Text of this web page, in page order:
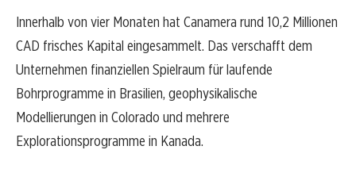
Innerhalb von vier Monaten hat Canamera rund 10,2 Millionen
CAD frisches Kapital eingesammelt. Das verschafft dem
Unternehmen finanziellen Spielraum für laufende
Bohrprogramme in Brasilien, geophysikalische
Modellierungen in Colorado und mehrere
Explorationsprogramme in Kanada.